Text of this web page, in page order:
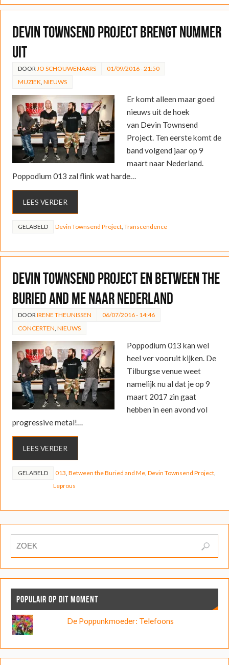
Devin Townsend Project brengt nummer
uit
DOOR JO SCHOUWENAARS
01/09/2016 - 21:50
MUZIEK NIEUWS
Er komt alleen maar goed
nieuws uit de hoek
van Devin Townsend
Project. Ten eerste komt de
band volgend jaar op 9
maart naar Nederland.
Poppodium 013 zal flink wat harde…
LEES VERDER
GELABELD Devin Townsend Project, Transcendence
Devin Townsend Project en Between the
Buried and Me naar Nederland
DOOR IRENE THEUNISSEN
06/07/2016 - 14:46
CONCERTEN NIEUWS
Poppodium 013 kan wel
heel ver vooruit kijken. De
Tilburgse venue weet
namelijk nu al dat je op 9
maart 2017 zin gaat
hebben in een avond vol
progressive metal!…
LEES VERDER
GELABELD 013 Between the Buried and Me, Devin Townsend Project,
Leprous
POPULAIR OP DIT MOMENT
De Poppunkmoeder: Telefoons